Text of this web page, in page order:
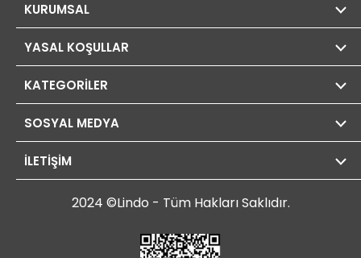
KURUMSAL
YASAL KOŞULLAR
KATEGORİLER
SOSYAL MEDYA
İLETİŞİM
2024 ©Lindo - Tüm Hakları Saklıdır.